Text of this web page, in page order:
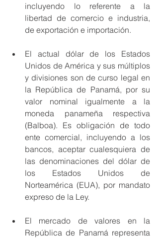
incluyendo lo referente a la
libertad de comercio e industria,
de exportación e importación.
El actual dólar de los Estados
Unidos de América y sus múltiplos
y divisiones son de curso legal en
la República de Panamá, por su
valor nominal igualmente a la
moneda panameña respectiva
(Balboa). Es obligación de todo
ente comercial, incluyendo a los
bancos, aceptar cualesquiera de
las denominaciones del dólar de
los Estados Unidos de
Norteamérica (EUA), por mandato
expreso de la Ley.
El mercado de valores en la
República de Panamá representa